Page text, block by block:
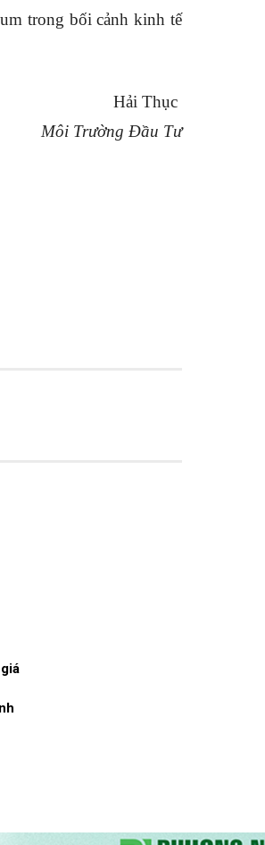
trong bối cảnh kinh tế
Hải Thục
Môi Trường Đầu Tư